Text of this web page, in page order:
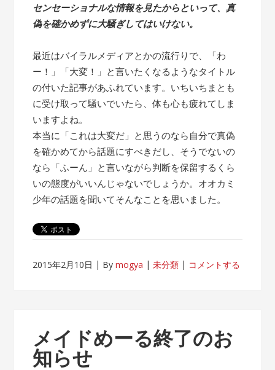
センセーショナルな情報を見たからといって、真
偽を確かめずに大騒ぎしてはいけない。
最近はバイラルメディアとかの流行りで、「わ
ー！」「大変！」と言いたくなるようなタイトル
の付いた記事があふれています。いちいちまとも
に受け取って騒いでいたら、体も心も疲れてしま
いますよね。
本当に「これは大変だ」と思うのなら自分で真偽
を確かめてから話題にすべきだし、そうでないの
なら「ふーん」と言いながら判断を保留するくら
いの態度がいいんじゃないでしょうか。オオカミ
少年の話題を聞いてそんなことを思いました。
2015年2月10日 Bymogya 未分類 コメントする
メイドめーる終了のお
知らせ